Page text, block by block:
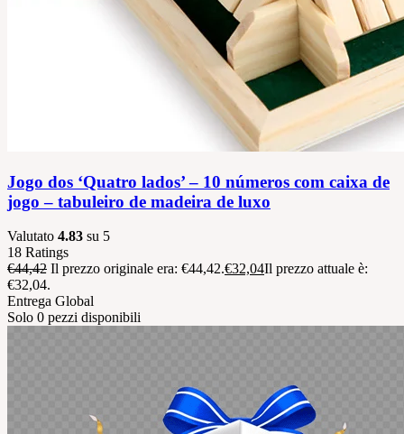
Jogo dos ‘Quatro lados’ – 10 números com caixa de
jogo – tabuleiro de madeira de luxo
Valutato 4.83 su 5
18 Ratings
€44,42 Il prezzo originale era: €44,42.€32,04Il prezzo attuale è:
€32,04.
Entrega Global
Solo 0 pezzi disponibili